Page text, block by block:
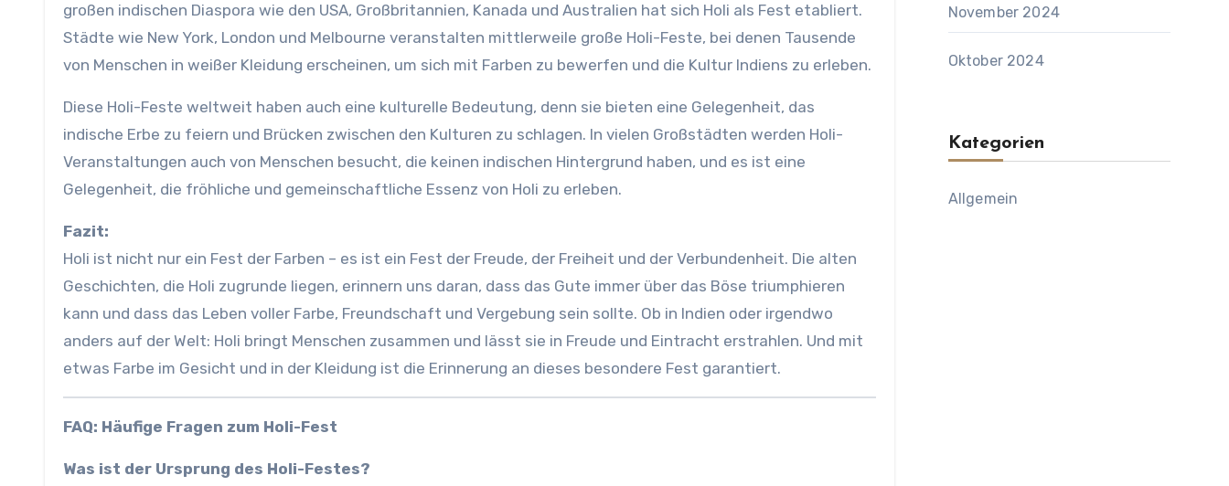
großen indischen Diaspora wie den USA, Großbritannien, Kanada und Australien hat sich Holi als Fest etabliert.
Städte wie New York, London und Melbourne veranstalten mittlerweile große Holi-Feste, bei denen Tausende
von Menschen in weißer Kleidung erscheinen, um sich mit Farben zu bewerfen und die Kultur Indiens zu erleben.
Diese Holi-Feste weltweit haben auch eine kulturelle Bedeutung, denn sie bieten eine Gelegenheit, das
indische Erbe zu feiern und Brücken zwischen den Kulturen zu schlagen. In vielen Großstädten werden Holi-
Veranstaltungen auch von Menschen besucht, die keinen indischen Hintergrund haben, und es ist eine
Gelegenheit, die fröhliche und gemeinschaftliche Essenz von Holi zu erleben.
Fazit:
Holi ist nicht nur ein Fest der Farben – es ist ein Fest der Freude, der Freiheit und der Verbundenheit. Die alten
Geschichten, die Holi zugrunde liegen, erinnern uns daran, dass das Gute immer über das Böse triumphieren
kann und dass das Leben voller Farbe, Freundschaft und Vergebung sein sollte. Ob in Indien oder irgendwo
anders auf der Welt: Holi bringt Menschen zusammen und lässt sie in Freude und Eintracht erstrahlen. Und mit
etwas Farbe im Gesicht und in der Kleidung ist die Erinnerung an dieses besondere Fest garantiert.
FAQ: Häufige Fragen zum Holi-Fest
Was ist der Ursprung des Holi-Festes?
November 2024
Oktober 2024
Kategorien
Allgemein